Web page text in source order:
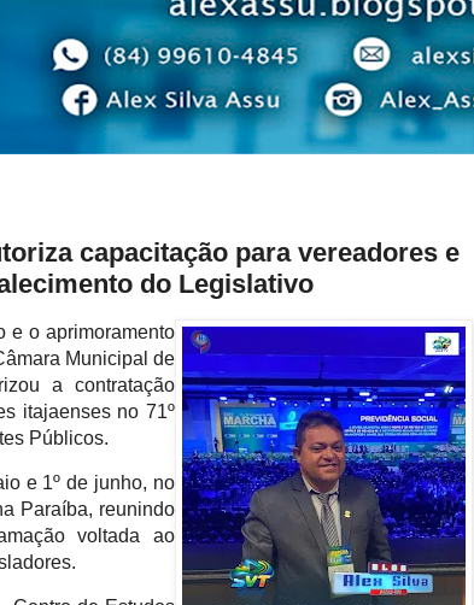
capacitação para vereadores e
do Legislativo
e o aprimoramento
Municipal de
a contratação
itajaenses no 71º
Públicos.
e 1º de junho, no
Paraíba, reunindo
voltada ao